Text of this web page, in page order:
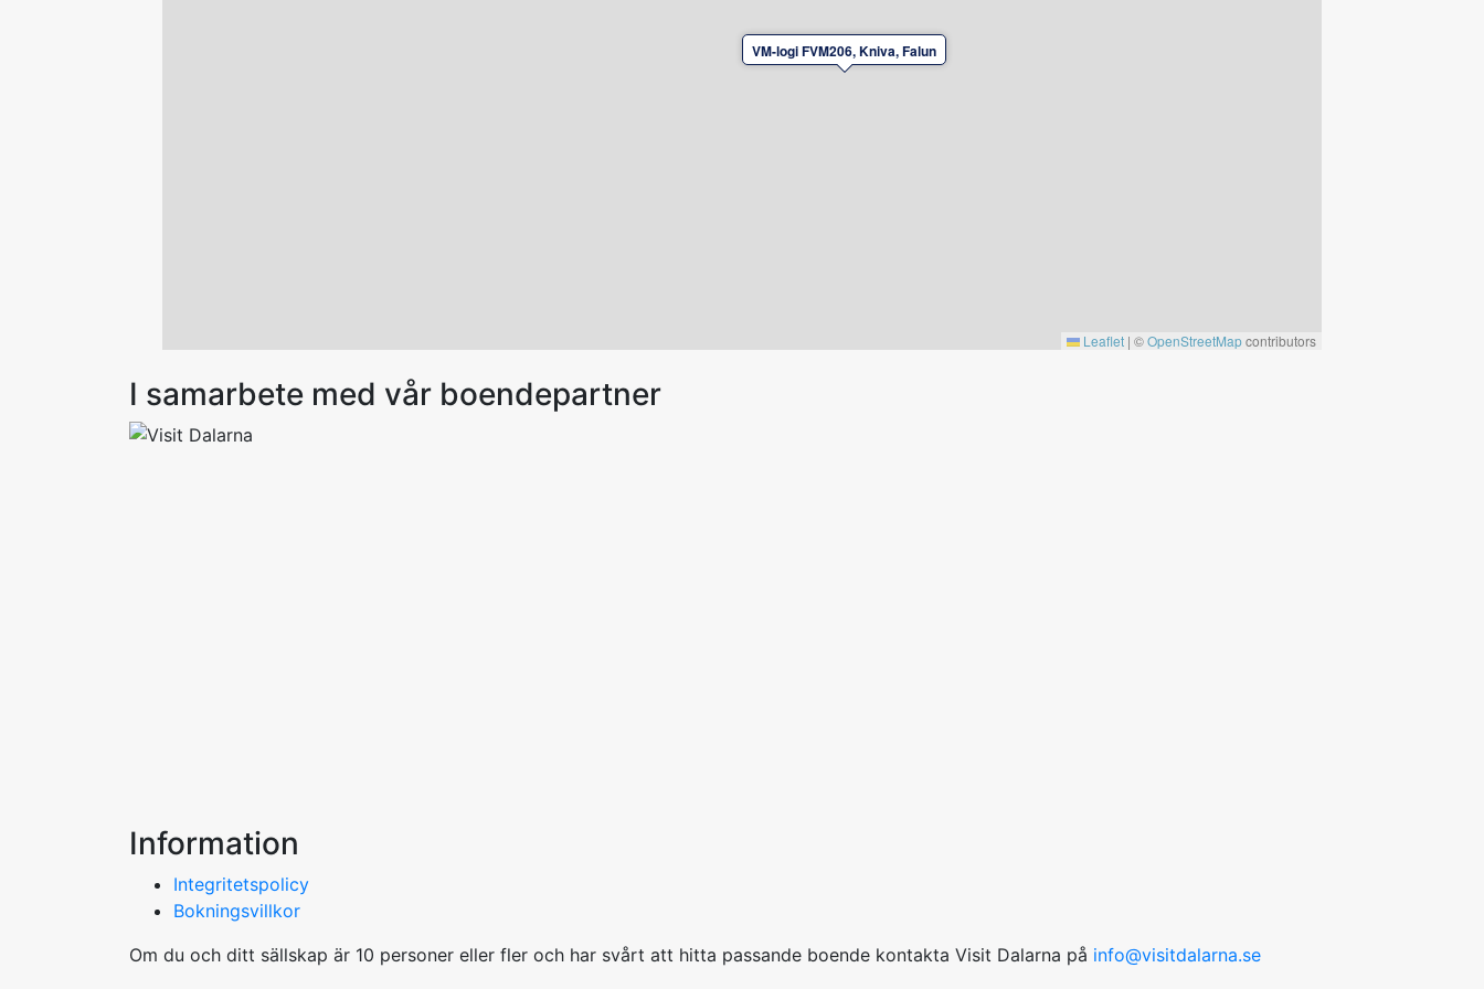
VM-logi FVM206, Kniva, Falun
Leaflet | ©OpenStreetMapcontributors
I samarbete med vår boendepartner
Information
Integritetspolicy
Bokningsvillkor
Om du och ditt sällskap är 10 personer eller fler och har svårt att hitta passande boende kontakta Visit Dalarna på info@visitdalarna.se